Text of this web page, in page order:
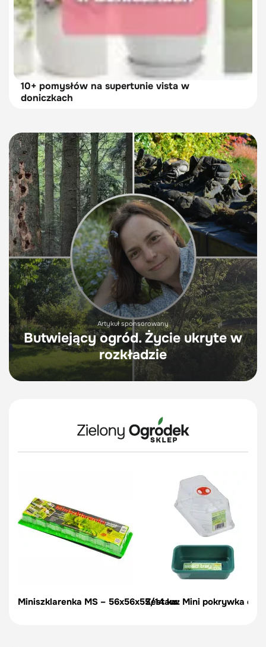
10+ pomysłów na supertunie vista w
doniczkach
Artykuł sponsorowany
Butwiejący ogród. Życie ukryte w
rozkładzie
Miniszklarenka MS – 56x56x55/14 kwZestaw: Mini pokrywka do